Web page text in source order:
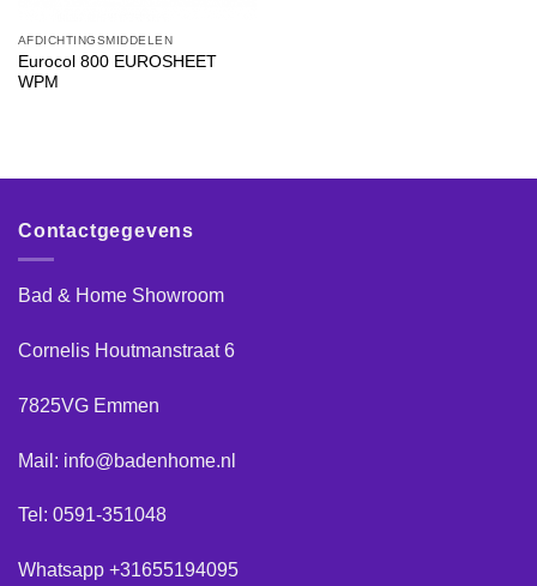
AFDICHTINGSMIDDELEN
Eurocol 800 EUROSHEET
WPM
Contactgegevens
Bad & Home Showroom
Cornelis Houtmanstraat 6
7825VG Emmen
Mail: info@badenhome.nl
Tel: 0591-351048
Whatsapp +31655194095